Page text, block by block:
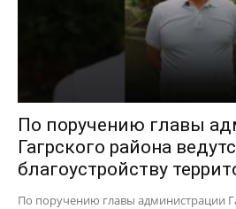
По поручению главы
Гагрского района
благоустройству
По поручению главы администрации